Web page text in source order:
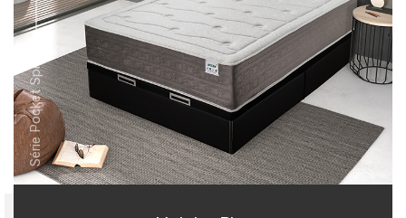
Série Pocket Springs